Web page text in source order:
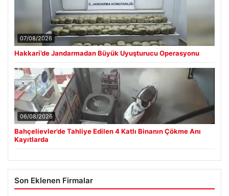
07/08/2026
Hakkari’de Jandarmadan Büyük Uyuşturucu Operasyonu
06/08/2026
Bahçelievler’de Tahliye Edilen 4 Katlı Binanın Çökme Anı
Kayıtlarda
Son Eklenen Firmalar